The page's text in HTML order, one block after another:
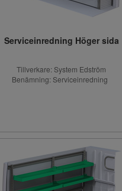
Serviceinredning Höger sida
Tillverkare: System Edström
Benämning: Serviceinredning